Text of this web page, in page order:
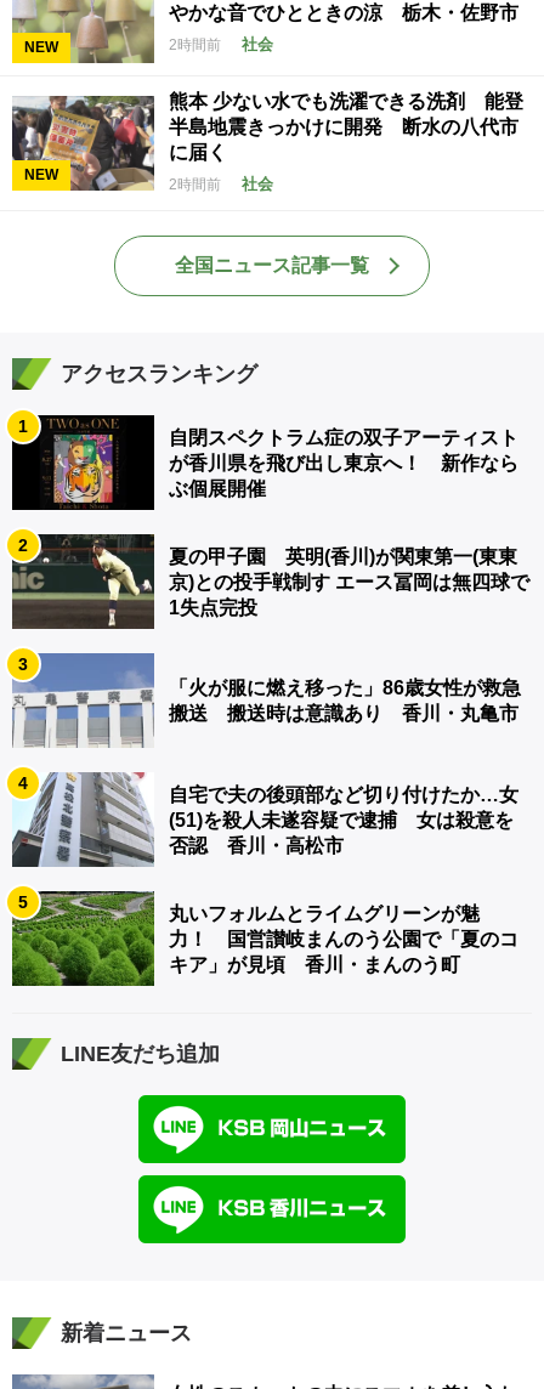
NEW
やかな音でひとときの涼 栃木・佐野市
2時間前 社会
NEW
熊本 少ない水でも洗濯できる洗剤 能登
半島地震きっかけに開発 断水の八代市
に届く
2時間前 社会
全国ニュース記事一覧
アクセスランキング
1
自閉スペクトラム症の双子アーティスト
が香川県を飛び出し東京へ！ 新作なら
ぶ個展開催
2
夏の甲子園 英明(香川)が関東第一(東東
京)との投手戦制す エース冨岡は無四球で
1失点完投
3
「火が服に燃え移った」86歳女性が救急
搬送 搬送時は意識あり 香川・丸亀市
4
自宅で夫の後頭部など切り付けたか…女
(51)を殺人未遂容疑で逮捕 女は殺意を
否認 香川・高松市
5
丸いフォルムとライムグリーンが魅
力！ 国営讃岐まんのう公園で「夏のコ
キア」が見頃 香川・まんのう町
LINE友だち追加
新着ニュース